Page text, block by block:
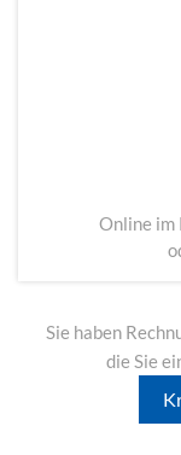
Online im
Sie haben
die Sie